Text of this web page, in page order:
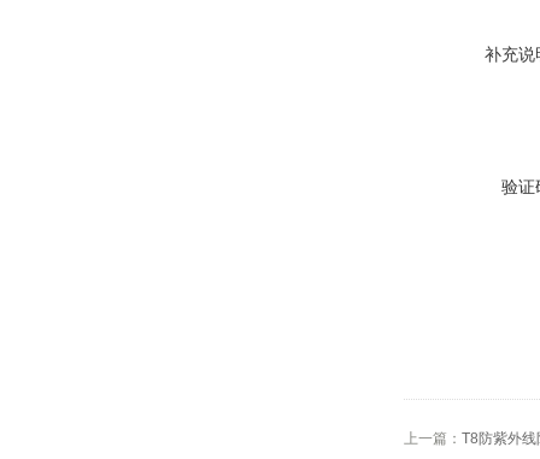
补充说
验证
上一篇： T8防紫外